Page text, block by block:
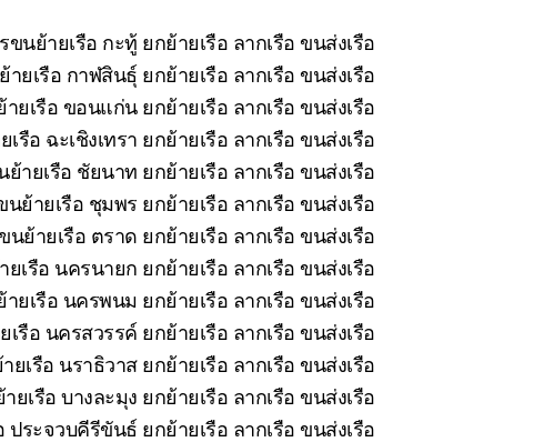
ขนย้ายเรือ กะทู้ ยกย้ายเรือ ลากเรือ ขนส่งเรือ
ยเรือ กาฬสินธุ์ ยกย้ายเรือ ลากเรือ ขนส่งเรือ
ยเรือ ขอนแก่น ยกย้ายเรือ ลากเรือ ขนส่งเรือ
รือ ฉะเชิงเทรา ยกย้ายเรือ ลากเรือ ขนส่งเรือ
ายเรือ ชัยนาท ยกย้ายเรือ ลากเรือ ขนส่งเรือ
นย้ายเรือ ชุมพร ยกย้ายเรือ ลากเรือ ขนส่งเรือ
นย้ายเรือ ตราด ยกย้ายเรือ ลากเรือ ขนส่งเรือ
เรือ นครนายก ยกย้ายเรือ ลากเรือ ขนส่งเรือ
ยเรือ นครพนม ยกย้ายเรือ ลากเรือ ขนส่งเรือ
รือ นครสวรรค์ ยกย้ายเรือ ลากเรือ ขนส่งเรือ
ยเรือ นราธิวาส ยกย้ายเรือ ลากเรือ ขนส่งเรือ
ยเรือ บางละมุง ยกย้ายเรือ ลากเรือ ขนส่งเรือ
ประจวบคีรีขันธ์ ยกย้ายเรือ ลากเรือ ขนส่งเรือ